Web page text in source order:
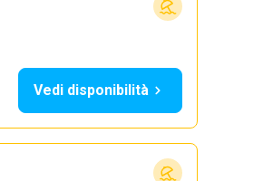
Vedi disponibilità